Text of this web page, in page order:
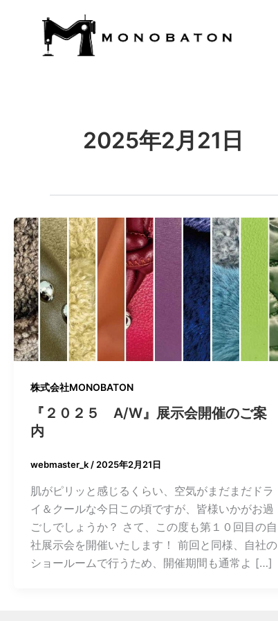
2025年2月21日
株式会社MONOBATON
『２０２５ A/W』展示会開催のご案
内
webmaster_k/2025年2月21日
肌がピリッと感じるくらい、空気がまだまだドラ
イ＆クールな今日この頃ですが、皆様いかがお過
ごしでしょうか？ さて、この度も第１０回目の自
社展示会を開催いたします！ 前回と同様、自社の
ショールームで行うため、開催期間も通常よ […]